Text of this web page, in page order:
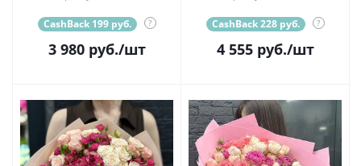
CashBack 199 руб. ?
3 980руб./шт
CashBack 228 руб. ?
4 555руб./шт